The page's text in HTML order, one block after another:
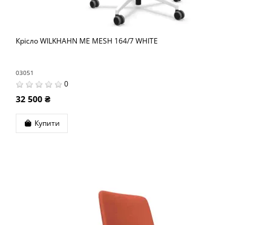
Крісло WILKHAHN ME MESH 164/7 WHITE
03051
0
32 500 ₴
Купити